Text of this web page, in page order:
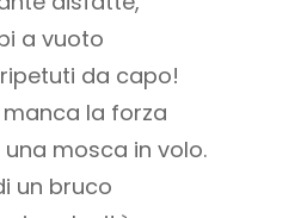
a vuoto
da capo!
la forza
mosca in volo.
un bruco